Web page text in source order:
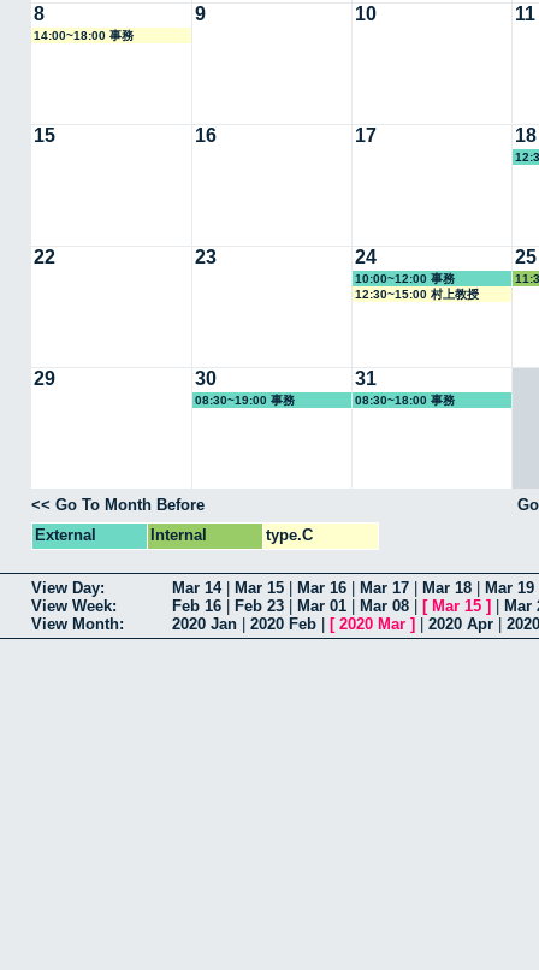
8
14:00~18:00 事務
9 10 11
15 16 17 18
22 23 24
10:00~12:00 事務
12:30~15:00 村上教授
25
29 30
08:30~19:00 事務
31
08:30~18:00 事務
<< Go To Month Before
External
Internal type.C
View Day: Mar 14| Mar 15 Mar 16 Mar 17 Mar 18 Mar 19
View Week:
Feb 16 Feb 23 Mar 01 Mar 08 [ Mar 15 ]
Mar
View Month:
2020 Jan 2020 Feb [ 2020 Mar ] 2020 Apr